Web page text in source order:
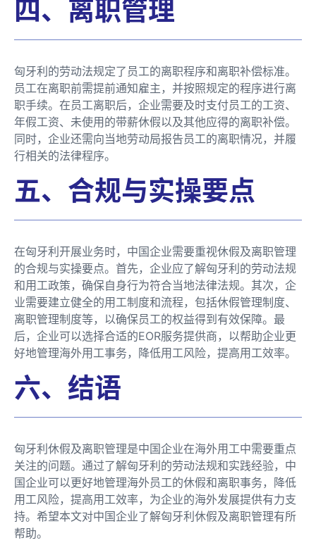
四、离职管理
匈牙利的劳动法规定了员工的离职程序和离职补偿标准。
员工在离职前需提前通知雇主，并按照规定的程序进行离
职手续。在员工离职后，企业需要及时支付员工的工资、
年假工资、未使用的带薪休假以及其他应得的离职补偿。
同时，企业还需向当地劳动局报告员工的离职情况，并履
行相关的法律程序。
五、合规与实操要点
在匈牙利开展业务时，中国企业需要重视休假及离职管理
的合规与实操要点。首先，企业应了解匈牙利的劳动法规
和用工政策，确保自身行为符合当地法律法规。其次，企
业需要建立健全的用工制度和流程，包括休假管理制度、
离职管理制度等，以确保员工的权益得到有效保障。最
后，企业可以选择合适的EOR服务提供商，以帮助企业更
好地管理海外用工事务，降低用工风险，提高用工效率。
六、结语
匈牙利休假及离职管理是中国企业在海外用工中需要重点
关注的问题。通过了解匈牙利的劳动法规和实践经验，中
国企业可以更好地管理海外员工的休假和离职事务，降低
用工风险，提高用工效率，为企业的海外发展提供有力支
持。希望本文对中国企业了解匈牙利休假及离职管理有所
帮助。